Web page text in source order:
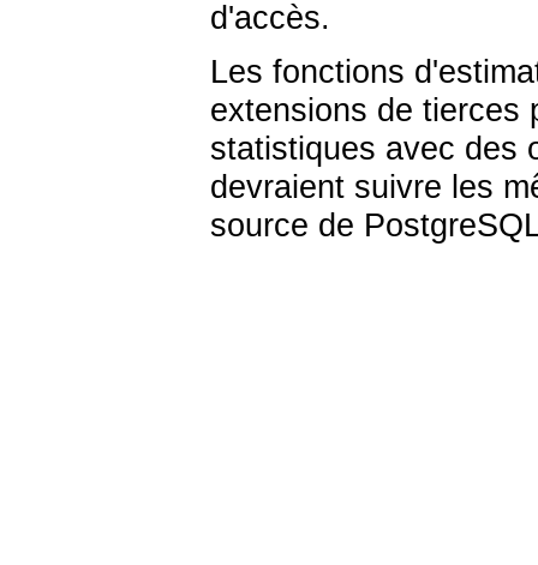
d'accès.
Les fonctions
extensions de tierces
statistiques avec des
devraient suivre les
source de